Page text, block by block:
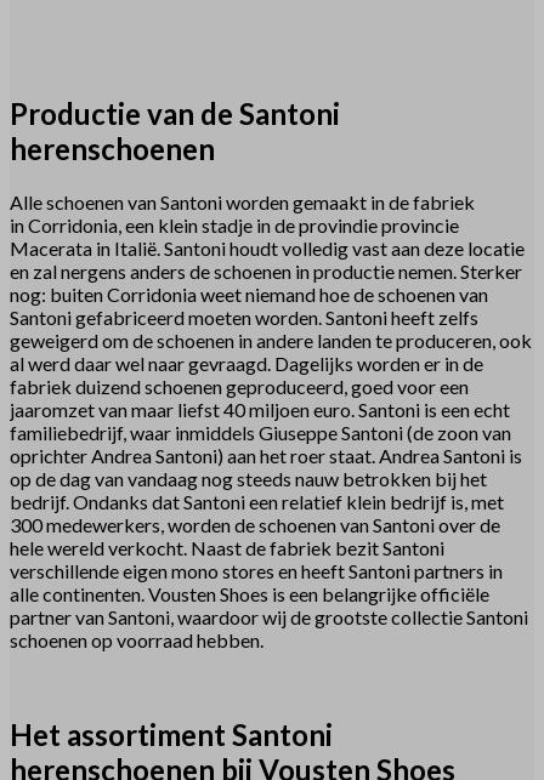
Productie van de Santoni
herenschoenen
Alle schoenen van Santoni worden gemaakt in de fabriek
in Corridonia, een klein stadje in de provindie provincie
Macerata in Italië. Santoni houdt volledig vast aan deze locatie
en zal nergens anders de schoenen in productie nemen. Sterker
nog: buiten Corridonia weet niemand hoe de schoenen van
Santoni gefabriceerd moeten worden. Santoni heeft zelfs
geweigerd om de schoenen in andere landen te produceren, ook
al werd daar wel naar gevraagd. Dagelijks worden er in de
fabriek duizend schoenen geproduceerd, goed voor een
jaaromzet van maar liefst 40 miljoen euro. Santoni is een echt
familiebedrijf, waar inmiddels Giuseppe Santoni (de zoon van
oprichter Andrea Santoni) aan het roer staat. Andrea Santoni is
op de dag van vandaag nog steeds nauw betrokken bij het
bedrijf. Ondanks dat Santoni een relatief klein bedrijf is, met
300 medewerkers, worden de schoenen van Santoni over de
hele wereld verkocht. Naast de fabriek bezit Santoni
verschillende eigen mono stores en heeft Santoni partners in
alle continenten. Vousten Shoes is een belangrijke officiële
partner van Santoni, waardoor wij de grootste collectie Santoni
schoenen op voorraad hebben.
Het assortiment Santoni
herenschoenen bij Vousten Shoes